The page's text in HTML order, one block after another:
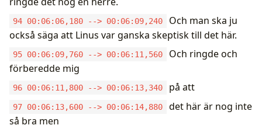
94 00:06:06,180 --> 00:06:09,240
Och man ska ju
också säga att Linus var ganska skeptisk till det här.
95 00:06:09,760 --> 00:06:11,560
Och ringde och
förberedde mig
96 00:06:11,800 --> 00:06:13,340 på att
97 00:06:13,600 --> 00:06:14,880
det här är nog inte
så bra men